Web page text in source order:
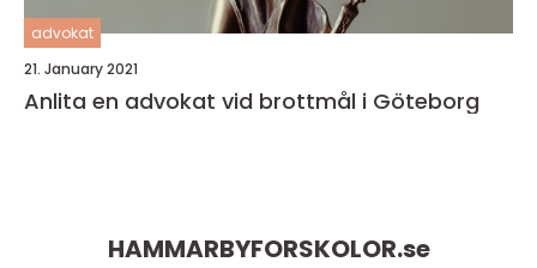
advokat
21. January 2021
Anlita en advokat vid brottmål i Göteborg
HAMMARBYFORSKOLOR.se